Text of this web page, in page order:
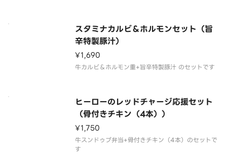
スタミナカルビ＆ホルモンセット（旨
辛特製豚汁）
¥1,690
牛カルビ＆ホルモン重+旨辛特製豚汁 のセットです
ヒーローのレッドチャージ応援セット
（骨付きチキン（4本））
¥1,750
牛スンドゥブ弁当+骨付きチキン（4本）のセットで
す